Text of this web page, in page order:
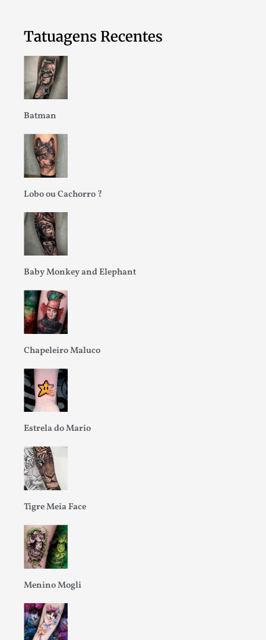
Tatuagens Recentes
Batman
Lobo ou Cachorro ?
Baby Monkey and Elephant
Chapeleiro Maluco
Estrela do Mario
Tigre Meia Face
Menino Mogli